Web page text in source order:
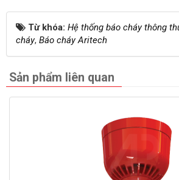
Từ khóa: Hệ thống báo cháy thông
cháy, Báo cháy Aritech
Sản phẩm liên quan